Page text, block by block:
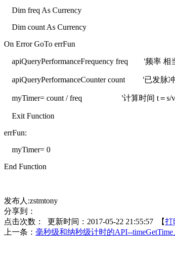
Dim freq As Currency
Dim count As Currency
On Error GoTo errFun
apiQueryPerformanceFrequency freq '频率 相
apiQueryPerformanceCounter count '已发脉
myTimer= count / freq '计算时间 t＝s/v
Exit Function
errFun:
myTimer= 0
End Function
发布人:zstmtony
分享到：
点击次数：
更新时间：2017-05-22 21:55:57 【打
上一条： 毫秒级和纳秒级计时的API--timeGetTime